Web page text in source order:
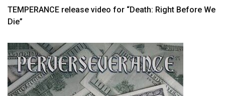
TEMPERANCE release video for “Death: Right Before We
Die”